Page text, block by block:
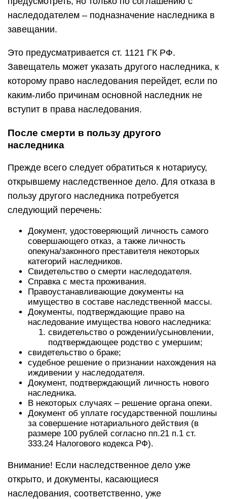
наследодателем – подназначение наследника в
завещании.
Это предусматривается ст. 1121 ГК РФ.
Завещатель может указать другого наследника, к
которому право наследования перейдет, если по
каким-либо причинам основной наследник не
вступит в права наследования.
После смерти в пользу другого
наследника
Прежде всего следует обратиться к нотариусу,
открывшему наследственное дело. Для отказа в
пользу другого наследника потребуется
следующий перечень:
Документ, удостоверяющий личность самого
совершающего отказ, а также личность
опекуна/законного преставителя некоторых
категорий наследников.
Свидетельство о смерти наследодателя.
Справка с места проживания.
Правоустанавливающие документы на
имущество в составе наследственной массы.
Документы, подтверждающие право на
наследование имущества нового наследника:
свидетельство о рождении/усыновлении,
подтверждающее родство с умершим;
свидетельство о браке;
судебное решение о признании нахождения на
иждивении у наследодателя.
Документ, подтверждающий личность нового
наследника.
В некоторых случаях – решение органа опеки.
Документ об уплате государственной пошлины
за совершение нотариального действия (в
размере 100 рублей согласно пп.21 п.1 ст.
333.24 Налогового кодекса РФ).
Внимание! Если наследственное дело уже
открыто, и документы, касающиеся
наследования, соответственно, уже